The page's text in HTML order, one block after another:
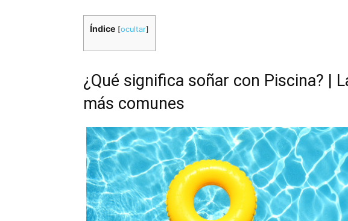
Índice [ocultar]
¿Qué significa soñar con Piscina? |
más comunes